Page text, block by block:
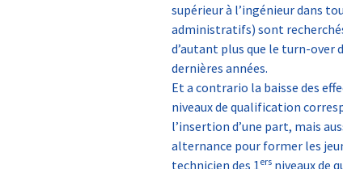
supérieur à l’ingénieur dans
administratifs) sont
d’autant plus que le turn-over
dernières années.
Et a contrario la baisse des
niveaux de qualification
l’insertion d’une part, mais
alternance pour former les
technicien des 1ers niveaux de